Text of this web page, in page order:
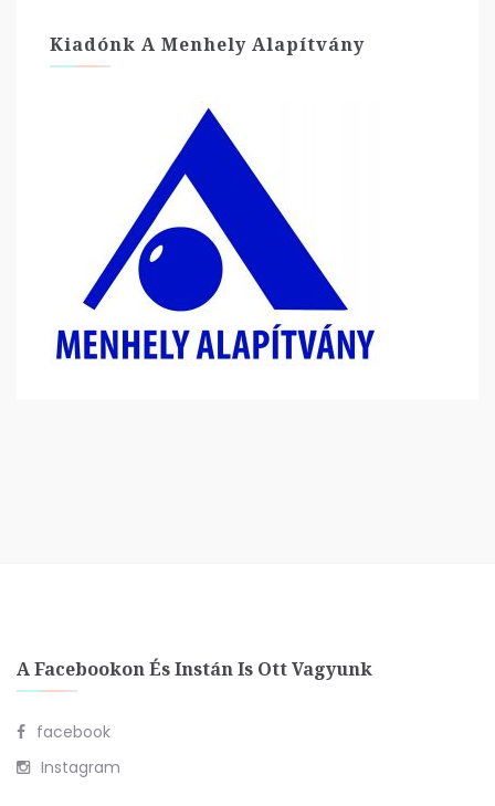
Kiadónk A Menhely Alapítvány
A Facebookon És Instán Is Ott Vagyunk
facebook
Instagram